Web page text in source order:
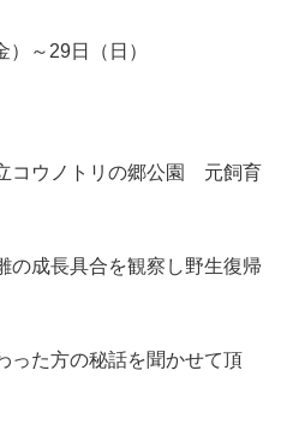
～29日（日）
コウノトリの郷公園 元飼育
成長具合を観察し野生復帰
た方の秘話を聞かせて頂